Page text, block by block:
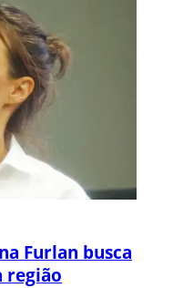
Furlan busca
região